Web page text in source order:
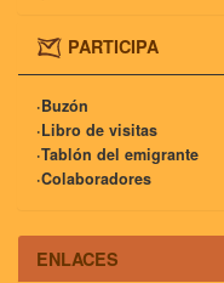
PARTICIPA
·Buzón
·Libro de visitas
·Tablón del emigrante
·Colaboradores
ENLACES